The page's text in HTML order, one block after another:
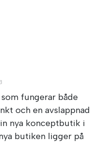
fungerar både
och en avslappnad
nya konceptbutik i
butiken ligger på